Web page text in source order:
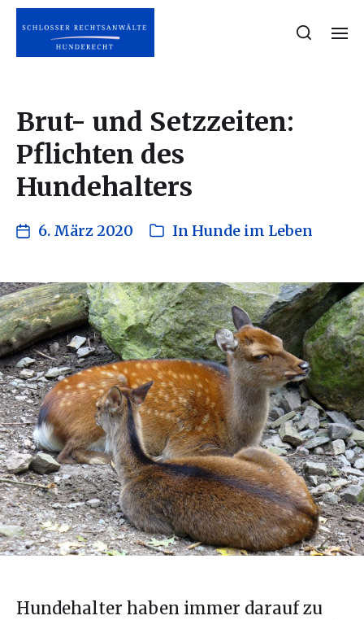
Brut- und Setzzeiten:
Pflichten des
Hundehalters
6. März 2020 In Hunde im Leben
Hundehalter haben immer darauf zu